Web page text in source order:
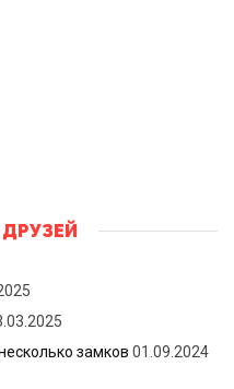
замков 01.09.2024